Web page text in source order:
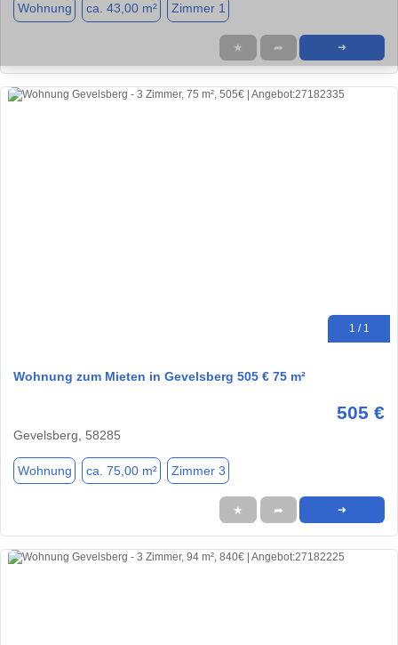
Wohnung ca. 43,00 m² Zimmer 1
★ ➦ ➜
1 / 1
Wohnung zum Mieten in Gevelsberg 505 € 75 m²
505 €
Gevelsberg, 58285
Wohnung ca. 75,00 m² Zimmer 3
★ ➦ ➜